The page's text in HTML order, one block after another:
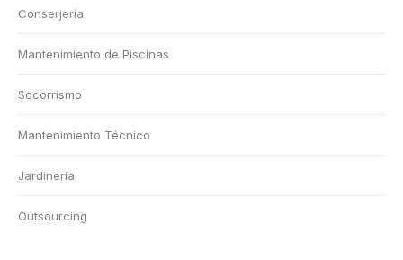
Conserjería
Mantenimiento de Piscinas
Socorrismo
Mantenimiento Técnico
Jardinería
Outsourcing